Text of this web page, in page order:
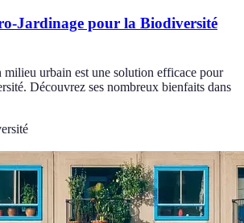
Jardinage pour la Biodiversité
urbain est une solution efficace pour
Découvrez ses nombreux bienfaits dans